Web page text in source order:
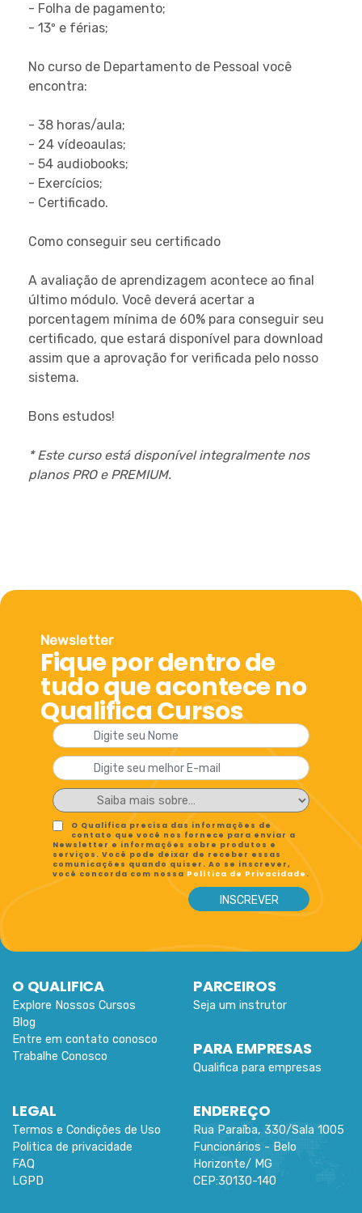
- Folha de pagamento;
- 13º e férias;
No curso de Departamento de Pessoal você
encontra:
- 38 horas/aula;
- 24 vídeoaulas;
- 54 audiobooks;
- Exercícios;
- Certificado.
Como conseguir seu certificado
A avaliação de aprendizagem acontece ao final
último módulo. Você deverá acertar a
porcentagem mínima de 60% para conseguir seu
certificado, que estará disponível para download
assim que a aprovação for verificada pelo nosso
sistema.
Bons estudos!
* Este curso está disponível integralmente nos
planos PRO e PREMIUM.
Newsletter
Fique por dentro de
tudo que acontece no
Qualifica Cursos
O Qualifica precisa das informações de
contato que você nos fornece para enviar a
Newsletter e informações sobre produtos e
serviços. Você pode deixar de receber essas
comunicações quando quiser. Ao se inscrever,
você concorda com nossa Política de Privacidade .
O QUALIFICA
Explore Nossos Cursos
Blog
Entre em contato conosco
Trabalhe Conosco
PARCEIROS
Seja um instrutor
PARA EMPRESAS
Qualifica para empresas
LEGAL
Termos e Condições de Uso
Politica de privacidade
FAQ
LGPD
ENDEREÇO
Rua Paraíba, 330/Sala 1005
Funcionários - Belo
Horizonte/ MG
CEP:30130-140